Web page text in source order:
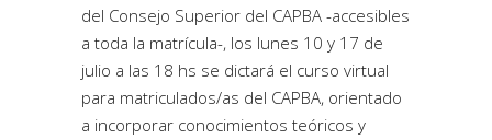
del Consejo Superior del CAPBA -accesibles
a toda la matrícula-, los lunes 10 y 17 de
julio a las 18 hs se dictará el curso virtual
para matriculados/as del CAPBA, orientado
a incorporar conocimientos teóricos y